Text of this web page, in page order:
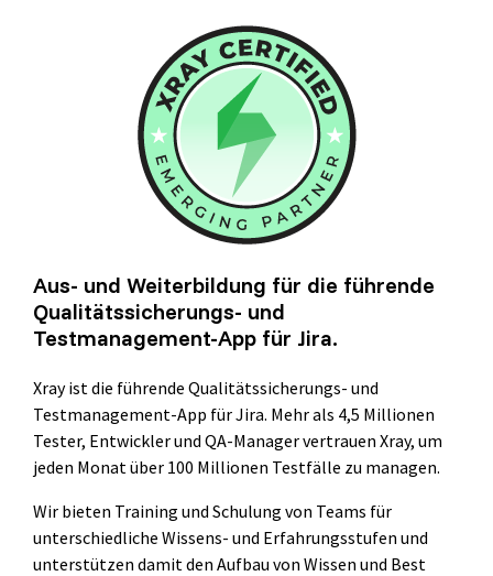
ISTQB Add-On Practical Tester
AI Foundation
Digital Accessibility
Software Development Engineer in Test
Security Essentials
Xray Essentials
Xray für Power User
Aus- und Weiterbildung für die führende
Qualitätssicherungs- und
Testmanagement-App für Jira.
Xray ist die führende Qualitätssicherungs- und
Testmanagement-App für Jira. Mehr als 4,5 Millionen
Tester, Entwickler und QA-Manager vertrauen Xray, um
jeden Monat über 100 Millionen Testfälle zu managen.
Wir bieten Training und Schulung von Teams für
unterschiedliche Wissens- und Erfahrungsstufen und
unterstützen damit den Aufbau von Wissen und Best